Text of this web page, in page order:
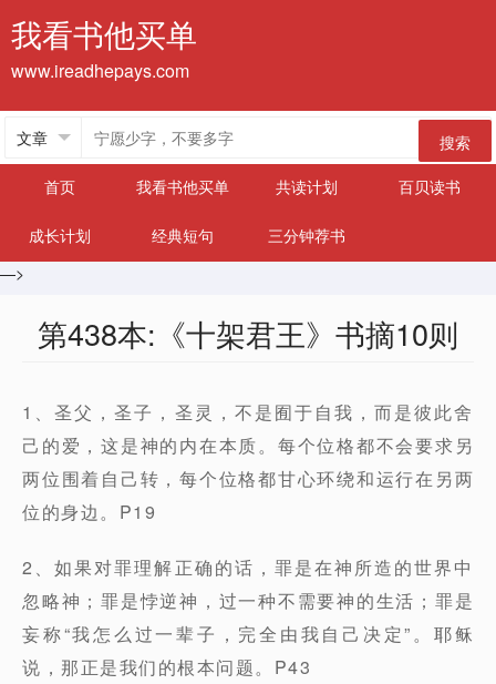
我看书他买单
www.ireadhepays.com
搜索
首页
我看书他买单 共读计划 百贝读书
成长计划 经典短句
三分钟荐书
—>
第438本:《十架君王》书摘10则
1、圣父，圣子，圣灵，不是囿于自我，而是彼此舍
己的爱，这是神的内在本质。每个位格都不会要求另
两位围着自己转，每个位格都甘心环绕和运行在另两
位的身边。P19
2、如果对罪理解正确的话，罪是在神所造的世界中
忽略神；罪是悖逆神，过一种不需要神的生活；罪是
妄称“我怎么过一辈子，完全由我自己决定”。耶稣
说，那正是我们的根本问题。P43